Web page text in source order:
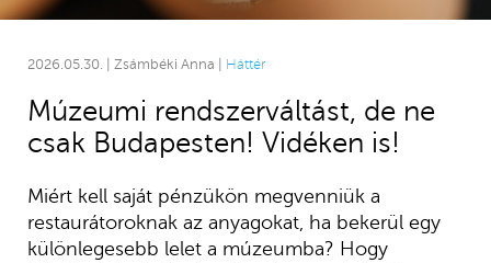
2026.05.30. | Zsámbéki Anna | Háttér
Múzeumi rendszerváltást, de ne
csak Budapesten! Vidéken is!
Miért kell saját pénzükön megvenniük a
restaurátoroknak az anyagokat, ha bekerül egy
különlegesebb lelet a múzeumba? Hogy